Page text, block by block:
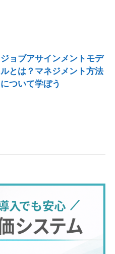
ジョブアサインメントモデ
ルとは？マネジメント方法
について学ぼう